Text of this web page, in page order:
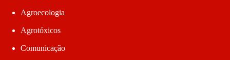
Agroecologia
Agrotóxicos
Comunicação